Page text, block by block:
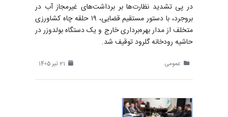
در پی تشدید نظارت‌ها بر برداشت‌های غیرمجاز آب در
بروجرد، با دستور مستقیم قضایی، ۱۹ حلقه چاه کشاورزی
متخلف از مدار بهره‌برداری خارج و یک دستگاه بولدوزر در
حاشیه رودخانه گلرود توقیف شد.
عمومی